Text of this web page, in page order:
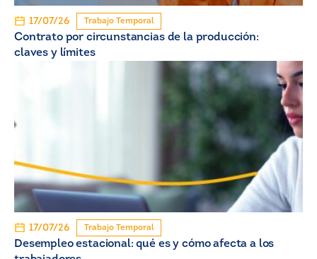
17/07/26 Trabajo Temporal
Contrato por circunstancias de la producción:
claves y límites
17/07/26 Trabajo Temporal
Desempleo estacional: qué es y cómo afecta a los